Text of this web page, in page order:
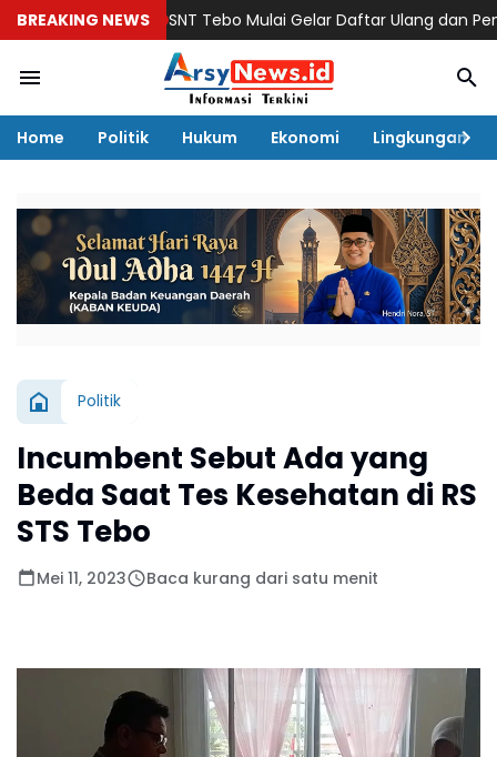
BREAKING NEWSSNT Tebo Mulai Gelar Daftar Ulang dan
Home Politik Hukum Ekonomi Lingkungan
Politik
Incumbent Sebut Ada yang
Beda Saat Tes Kesehatan di RS
STS Tebo
Mei 11, 2023 Baca kurang dari satu menit